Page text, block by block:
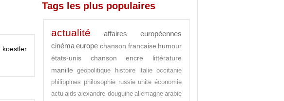
koestler
Tags les plus populaires
actualité
affaires européennes
cinémaeurope chanson francaise humour
états-unis
chanson encre
littérature
manille
géopolitique histoire italie occitanie
philippines philosophie russie unite économie
actu aids alexandre douguine allemagne arabie